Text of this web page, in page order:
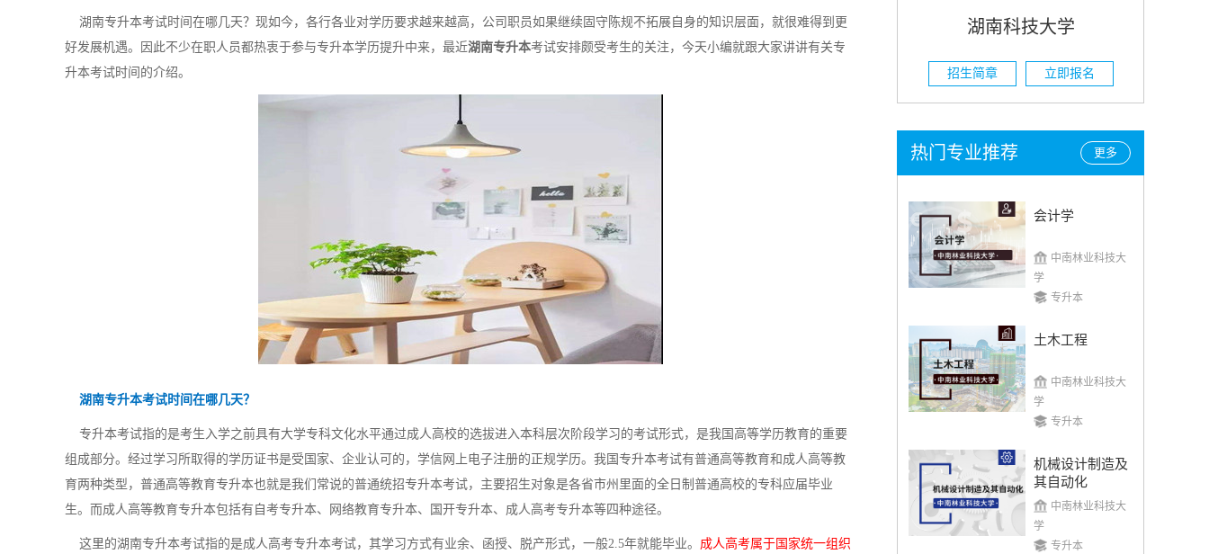
湖南专升本考试时间在哪几天？现如今，各行各业对学历要求越来越高，公司职员如果继续固守陈规不拓展自身的知识层面，就很难得到更
好发展机遇。因此不少在职人员都热衷于参与专升本学历提升中来，最近湖南专升本考试安排颇受考生的关注，今天小编就跟大家讲讲有关专
升本考试时间的介绍。
湖南专升本考试时间在哪几天？
专升本考试指的是考生入学之前具有大学专科文化水平通过成人高校的选拔进入本科层次阶段学习的考试形式，是我国高等学历教育的重要
组成部分。经过学习所取得的学历证书是受国家、企业认可的，学信网上电子注册的正规学历。我国专升本考试有普通高等教育和成人高等教
育两种类型，普通高等教育专升本也就是我们常说的普通统招专升本考试，主要招生对象是各省市州里面的全日制普通高校的专科应届毕业
生。而成人高等教育专升本包括有自考专升本、网络教育专升本、国开专升本、成人高考专升本等四种途径。
这里的湖南专升本考试指的是成人高考专升本考试，其学习方式有业余、函授、脱产形式，一般2.5年就能毕业。 成人高考属于国家统一组织
湖南工业大学 湖南科技大学
立即报名
更多
热门专业推荐
会计学
中南林业科技大
学
专升本
土木工程
中南林业科技大
学
专升本
机械设计制造及
其自动化
中南林业科技大
学
专升本